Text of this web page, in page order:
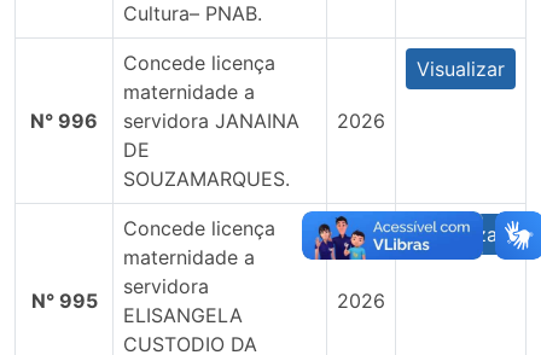
Cultura– PNAB.
N° 996
Concede licença
maternidade a
servidora JANAINA
DE
SOUZAMARQUES.
2026
Visualizar
N° 995
Concede licença
maternidade a
servidora
ELISANGELA
CUSTODIO DA
2026
Visualizar